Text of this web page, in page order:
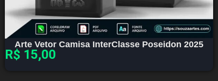
Arte Vetor Camisa InterClasse Poseidon 2025
R$ 15,00